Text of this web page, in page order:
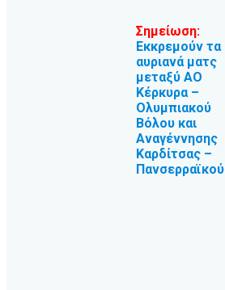
Σημείωση:
Εκκρεμούν τα
αυριανά ματς
μεταξύ ΑΟ
Κέρκυρα –
Ολυμπιακού
Βόλου και
Αναγέννησης
Καρδίτσας –